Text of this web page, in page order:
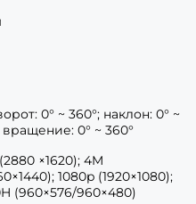
0° ~ 360°; наклон: 0° ~
вращение: 0° ~ 360°
×1620); 4M
1080p (1920×1080);
(960×576/960×480)